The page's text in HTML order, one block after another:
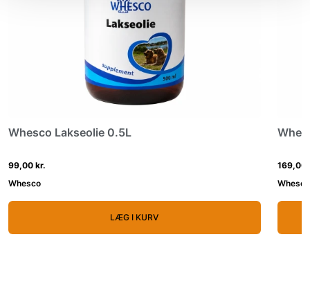
Whesco Lakseolie 0.5L
99,00 kr.
Whesco
LÆG I KURV
169,00
Whesco